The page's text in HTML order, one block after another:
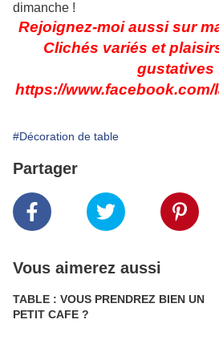
dimanche !
Rejoignez-moi aussi sur
Clichés variés et
gustatives
https://
#Décoration de table
Partager
Vous aimerez aussi
TABLE : VOUS PRENDREZ BIEN UN
PETIT CAFE ?